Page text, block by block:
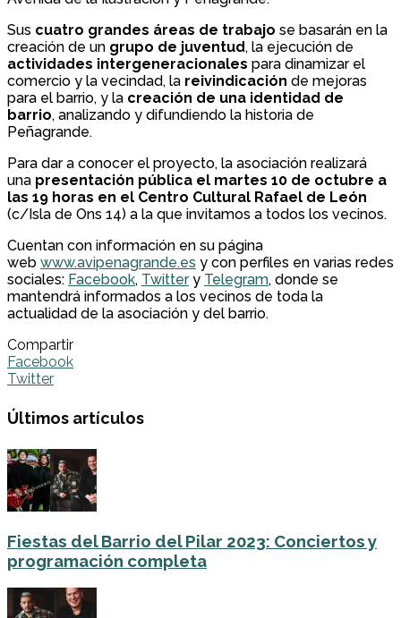
Sus cuatro grandes áreas de trabajo se basarán en la
creación de un grupo de juventud, la ejecución de
actividades intergeneracionales para dinamizar el
comercio y la vecindad, la reivindicación de mejoras
para el barrio, y la creación de una identidad de
barrio, analizando y difundiendo la historia de
Peñagrande.
Para dar a conocer el proyecto, la asociación realizará
una presentación pública el martes 10 de octubre a
las 19 horas en el Centro Cultural Rafael de León
(c/Isla de Ons 14) a la que invitamos a todos los vecinos.
Cuentan con información en su página
web www.avipenagrande.es y con perfiles en varias redes
sociales: Facebook, Twittery Telegram, donde se
mantendrá informados a los vecinos de toda la
actualidad de la asociación y del barrio.
Compartir
Facebook
Twitter
Últimos artículos
Fiestas del Barrio del Pilar 2023: Conciertos y
programación completa